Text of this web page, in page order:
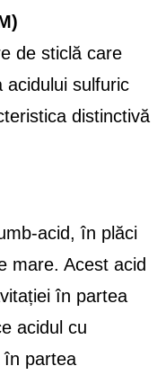
de sticlă care
acidului sulfuric
distinctivă
acid, în plăci
mare. Acest acid
în partea
acidul cu
în partea